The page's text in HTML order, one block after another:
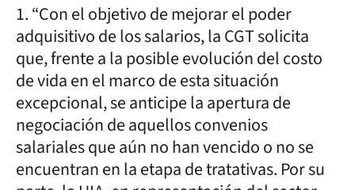
1. “Con el objetivo de mejorar el poder
adquisitivo de los salarios, la CGT solicita
que, frente a la posible evolución del costo
de vida en el marco de esta situación
excepcional, se anticipe la apertura de
negociación de aquellos convenios
salariales que aún no han vencido o no se
encuentran en la etapa de tratativas. Por su